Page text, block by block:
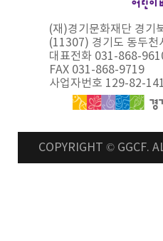
(재)경기문화재단 경기
(11307) 경기도 동두
대표전화 031-868-
FAX 031-868-9719
사업자번호 129-82-
COPYRIGHT © GGCF.